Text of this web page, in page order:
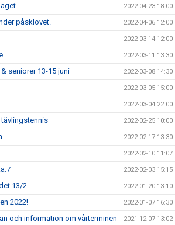
2022-04-23 18:00
påsklovet. 2022-04-06 12:00
2022-03-14 12:00
2022-03-11 13:30
seniorer 13-15 juni 2022-03-08 14:30
2022-03-05 15:00
2022-03-04 22:00
2022-02-25 10:00
2022-02-17 13:30
2022-02-10 11:07
2022-02-03 15:15
13/2 2022-01-20 13:10
2022! 2022-01-07 16:30
och information om vårterminen 2021-12-07 13:02